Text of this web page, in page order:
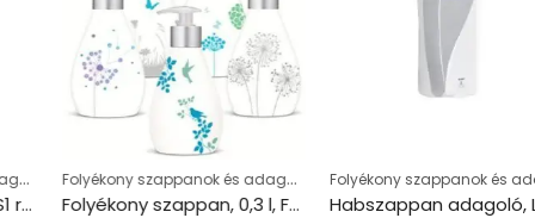
Folyékony szappanok és adagolók
Folyékony szappan, 0,3 l, FROSCH, sensitive
Folyékony szappanok és adagolók
Habszappan adagoló, LUCART “Identity” fehér és átlátszó